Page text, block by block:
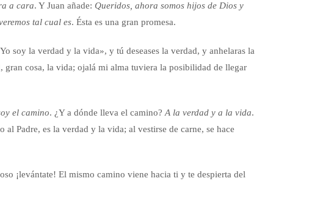
a cara. Y Juan añade: Queridos, ahora somos hijos de Dios y
tal cual es. Ésta es una gran promesa.
soy la verdad y la vida», y tú deseases la verdad, y anhelaras la
gran cosa, la vida; ojalá mi alma tuviera la posibilidad de llegar
el camino. ¿Y a dónde lleva el camino? A la verdad y a la vida.
al Padre, es la verdad y la vida; al vestirse de carne, se hace
¡levántate! El mismo camino viene hacia ti y te despierta del